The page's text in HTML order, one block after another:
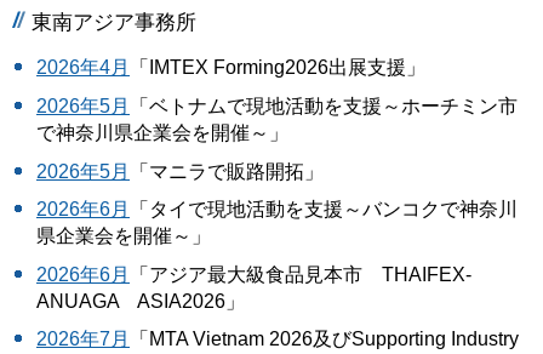
東南アジア事務所
2026年4月
「IMTEX Forming2026出展支援」
2026年5月
「ベトナムで現地活動を支援～ホーチミン市
で神奈川県企業会を開催～」
2026年5月
「マニラで販路開拓」
2026年6月
「タイで現地活動を支援～バンコクで神奈川
県企業会を開催～」
2026年6月
「アジア最大級食品見本市 THAIFEX-
ANUAGA ASIA2026」
2026年7月
「MTA Vietnam 2026及びSupporting Industry